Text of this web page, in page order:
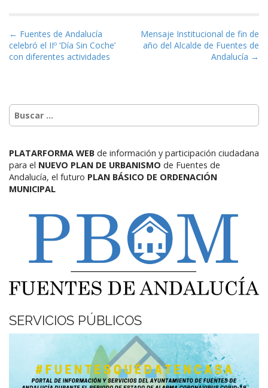
Navegación de entradas
← Fuentes de Andalucía
celebró el IIº ‘Día Sin Coche’
con diferentes actividades
Mensaje Institucional de fin de
año del Alcalde de Fuentes de
Andalucía →
PLATARFORMA WEB de información y participación ciudadana
para el NUEVO PLAN DE URBANISMO de Fuentes de
Andalucía, el futuro PLAN BÁSICO DE ORDENACIÓN
MUNICIPAL
SERVICIOS PÚBLICOS